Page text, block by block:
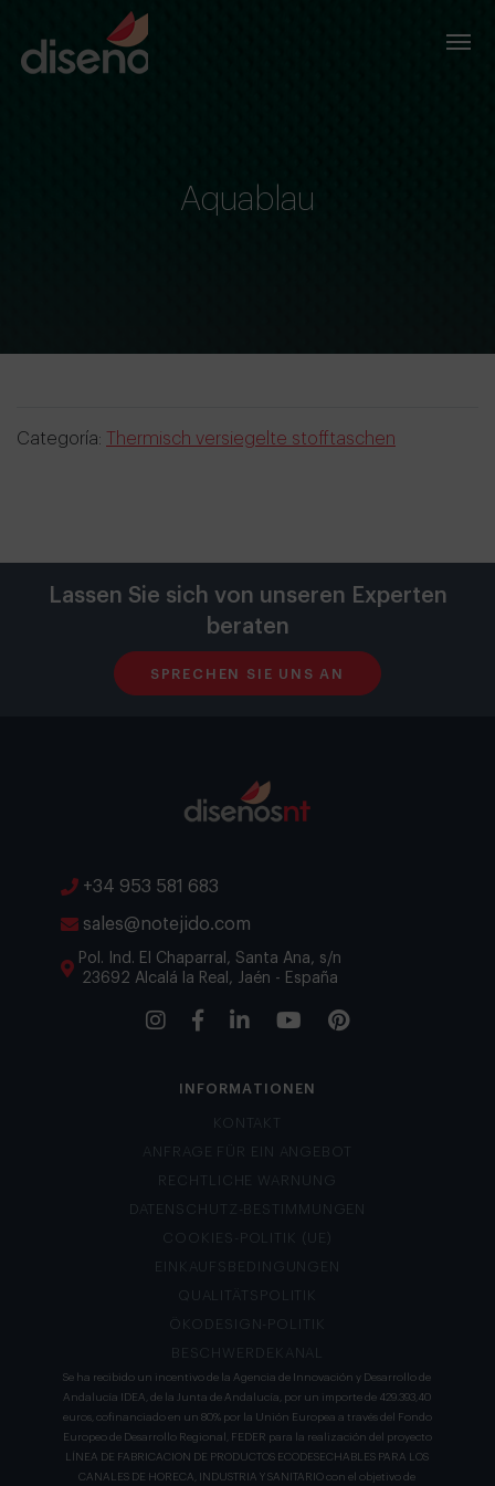
Aquablau
Categoría: Thermisch versiegelte stofftaschen
Lassen Sie sich von unseren Experten
beraten
SPRECHEN SIE UNS AN
+34 953 581 683
sales@notejido.com
Pol. Ind. El Chaparral, Santa Ana, s/n
23692 Alcalá la Real, Jaén - España
INFORMATIONEN
KONTAKT
ANFRAGE FÜR EIN ANGEBOT
RECHTLICHE WARNUNG
DATENSCHUTZ-BESTIMMUNGEN
COOKIES-POLITIK (UE)
EINKAUFSBEDINGUNGEN
QUALITÄTSPOLITIK
ÖKODESIGN-POLITIK
BESCHWERDEKANAL
Se ha recibido un incentivo de la Agencia de Innovación y Desarrollo de
Andalucía IDEA, de la Junta de Andalucía, por un importe de 429.393,40
euros, cofinanciado en un 80% por la Unión Europea a través del Fondo
Europeo de Desarrollo Regional, FEDER para la realización del proyecto
LÍNEA DE FABRICACION DE PRODUCTOS ECODESECHABLES PARA LOS
CANALES DE HORECA, INDUSTRIA Y SANITARIO con el objetivo de